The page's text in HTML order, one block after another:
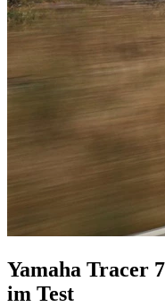
Yamaha Tracer
im Test